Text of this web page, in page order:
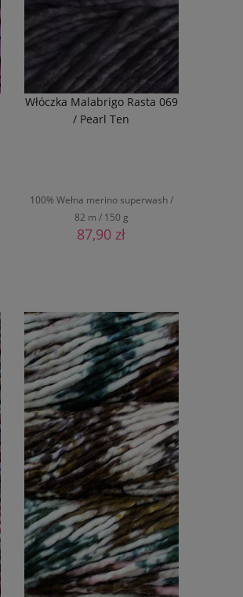
Włóczka Malabrigo Rasta 069
/ Pearl Ten
100% Wełna merino superwash /
82 m / 150 g
87,90 zł